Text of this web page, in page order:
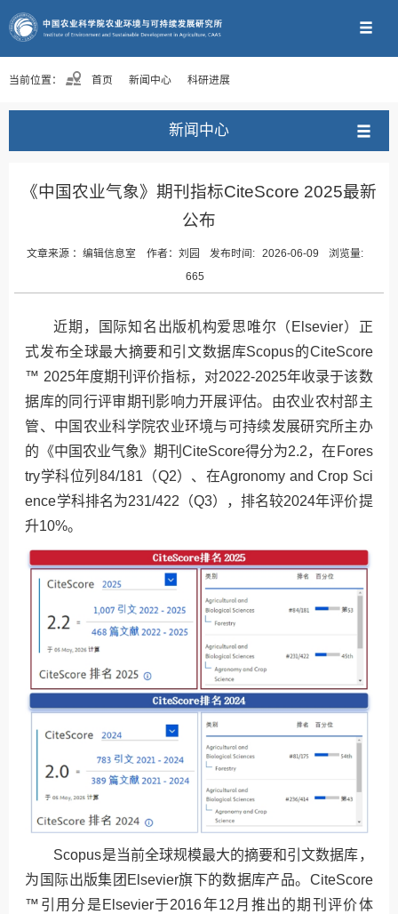
当前位置： 首页 新闻中心 科研进展
新闻中心
《中国农业气象》期刊指标CiteScore 2025最新
公布
文章来源 ：编辑信息室 作者： 刘园 发布时间: 2026-06-09
浏览量:
665
近期，国际知名出版机构爱思唯尔（Elsevier）正
式发布全球最大摘要和引文数据库Scopus的CiteScore
™ 2025年度期刊评价指标，对2022-2025年收录于该数
据库的同行评审期刊影响力开展评估。由农业农村部主
管、中国农业科学院农业环境与可持续发展研究所主办
的《中国农业气象》期刊CiteScore得分为2.2，在Fores
try学科位列84/181（Q2）、在Agronomy and Crop Sci
ence学科排名为231/422（Q3），排名较2024年评价提
升10%。
Scopus是当前全球规模最大的摘要和引文数据库，
为国际出版集团Elsevier旗下的数据库产品。CiteScore
™引用分是Elsevier于2016年12月推出的期刊评价体